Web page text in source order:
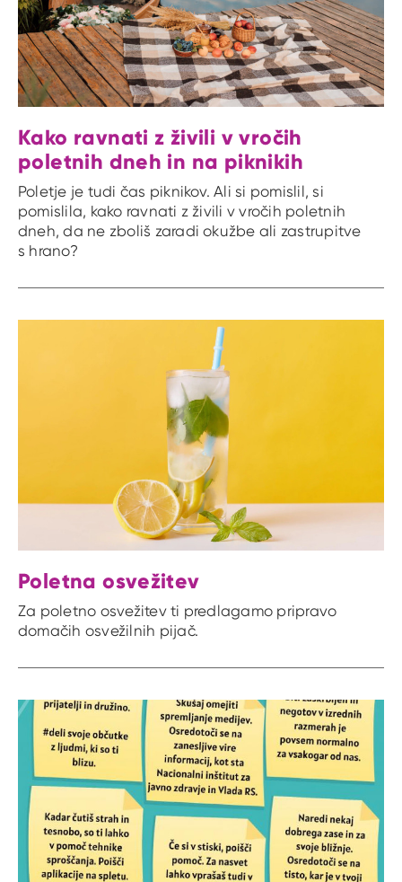
Kako ravnati z živili v vročih
poletnih dneh in na piknikih
Poletje je tudi čas piknikov. Ali si pomislil, si
pomislila, kako ravnati z živili v vročih poletnih
dneh, da ne zboliš zaradi okužbe ali zastrupitve
s hrano?
Poletna osvežitev
Za poletno osvežitev ti predlagamo pripravo
domačih osvežilnih pijač.